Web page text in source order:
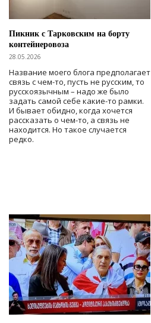
Пикник с Тарковским на борту
контейнеровоза
28.05.2026
Название моего блога предполагает
связь с чем-то, пусть не русским, то
русскоязычным – надо же было
задать самой себе какие-то рамки.
И бывает обидно, когда хочется
рассказать о чем-то, а связь не
находится. Но такое случается
редко.